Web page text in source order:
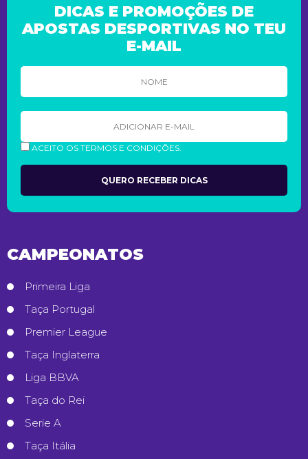
DICAS E PROMOÇÕES DE
APOSTAS DESPORTIVAS NO TEU
E-MAIL
ACEITO OS TERMOS E CONDIÇÕES.
CAMPEONATOS
Primeira Liga
Taça Portugal
Premier League
Taça Inglaterra
Liga BBVA
Taça do Rei
Serie A
Taça Itália